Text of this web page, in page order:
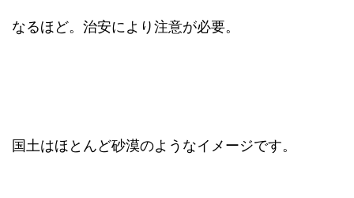
なるほど。治安により注意が必要。
国土はほとんど砂漠のようなイメージです。